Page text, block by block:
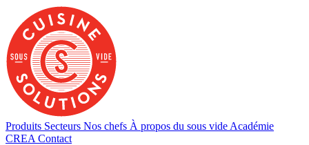
content
Produits Secteurs Nos chefs À propos du sous vide Académie
CREA Contact